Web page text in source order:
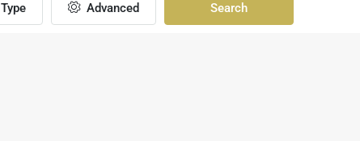
Type Advanced Search